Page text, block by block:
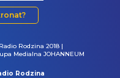
Rodzina 2018 |
Medialna JOHANNEUM
Rodzina